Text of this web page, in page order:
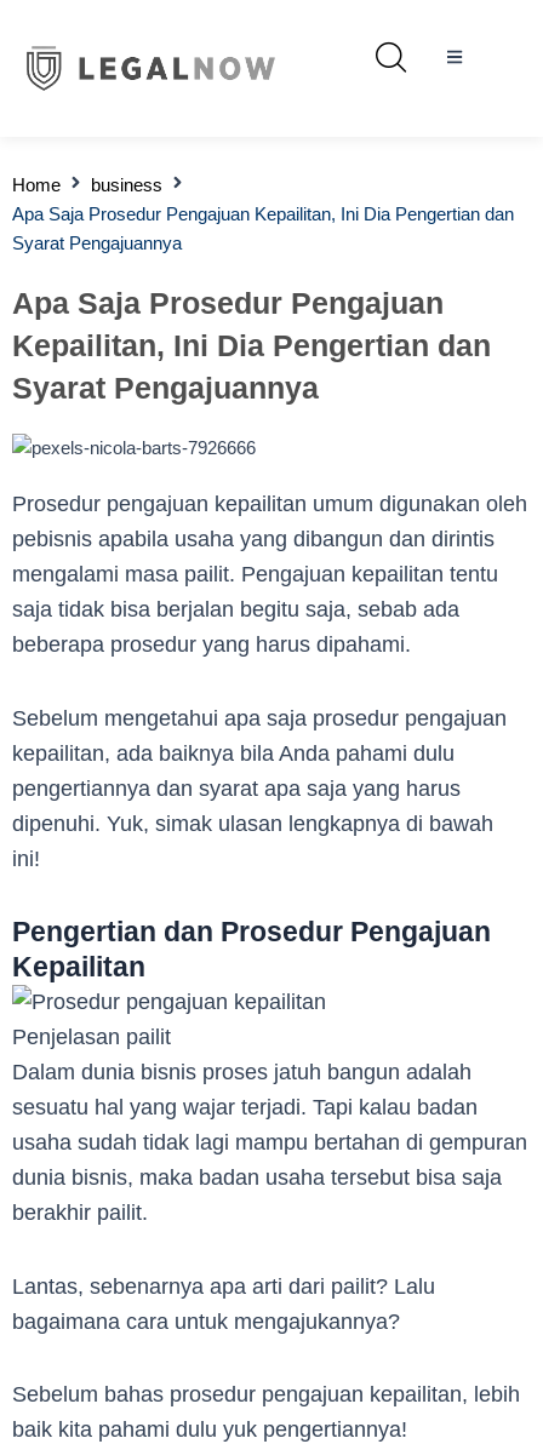
Home
business
Apa Saja Prosedur Pengajuan Kepailitan, Ini Dia Pengertian dan
Syarat Pengajuannya
Apa Saja Prosedur Pengajuan
Kepailitan, Ini Dia Pengertian dan
Syarat Pengajuannya
Prosedur pengajuan kepailitan umum digunakan oleh
pebisnis apabila usaha yang dibangun dan dirintis
mengalami masa pailit. Pengajuan kepailitan tentu
saja tidak bisa berjalan begitu saja, sebab ada
beberapa prosedur yang harus dipahami.
Sebelum mengetahui apa saja prosedur pengajuan
kepailitan, ada baiknya bila Anda pahami dulu
pengertiannya dan syarat apa saja yang harus
dipenuhi. Yuk, simak ulasan lengkapnya di bawah
ini!
Pengertian dan Prosedur Pengajuan
Kepailitan
Penjelasan pailit
Dalam dunia bisnis proses jatuh bangun adalah
sesuatu hal yang wajar terjadi. Tapi kalau badan
usaha sudah tidak lagi mampu bertahan di gempuran
dunia bisnis, maka badan usaha tersebut bisa saja
berakhir pailit.
Lantas, sebenarnya apa arti dari pailit? Lalu
bagaimana cara untuk mengajukannya?
Sebelum bahas prosedur pengajuan kepailitan, lebih
baik kita pahami dulu yuk pengertiannya!